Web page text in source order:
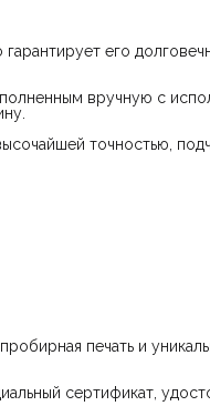
его
вручную с
точностью,
печать и
сертификат,